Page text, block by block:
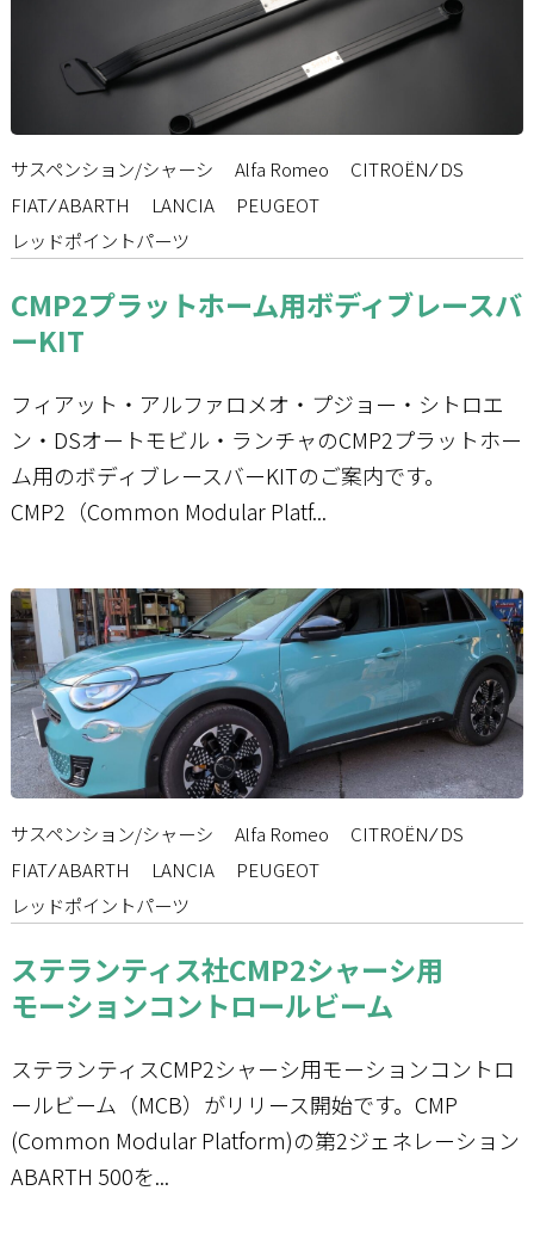
お問い合わせ
サスペンション/シャーシ Alfa Romeo
CITROËN ⁄ DS
FIAT ⁄ ABARTH
LANCIA
PEUGEOT
レッドポイントパーツ
CMP2プラットホーム用ボディブレースバ
ーKIT
フィアット・アルファロメオ・プジョー・シトロエ
ン・DSオートモビル・ランチャのCMP2プラットホー
ム用のボディブレースバーKITのご案内です。
CMP2（Common Modular Platf...
サスペンション/シャーシ Alfa Romeo
CITROËN ⁄ DS
FIAT ⁄ ABARTH
LANCIA
PEUGEOT
レッドポイントパーツ
ステランティス社CMP2シャーシ用
モーションコントロールビーム
ステランティスCMP2シャーシ用モーションコントロ
ールビーム（MCB）がリリース開始です。CMP
(Common Modular Platform)の第2ジェネレーション
ABARTH 500を...